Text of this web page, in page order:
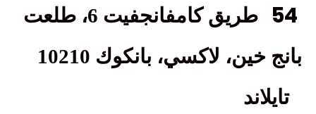
54
طريق كامفانجفيت 6، طلعت
بانج خين، لاكسي، بانكوك 10210
تايلاند